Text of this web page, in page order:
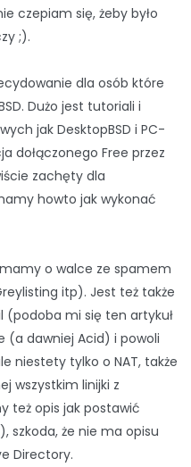
czepiam się, żeby było
;).
dla osób które
Dużo jest tutoriali i
jak DesktopBSD i PC-
dołączonego Free przez
zachęty dla
howto jak wykonać
o walce ze spamem
itp). Jest też także
(podoba mi się ten artykuł
(a dawniej Acid) i powoli
niestety tylko o NAT, także
wszystkim linijki z
też opis jak postawić
szkoda, że nie ma opisu
Directory.